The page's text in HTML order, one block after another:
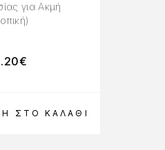
ΣΤΟ ΚΑΛΆΘΙ
για Ακμή
€